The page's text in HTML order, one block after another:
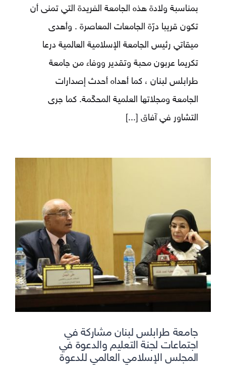
بمناسبة ولادة هذه الجامعة الفريدة التي تمنى أن
تكون قريبا درّة الجامعات المعاصرة . وأهدى
ميقاتي رئيس الجامعة الإسلامية العالمية درعا
تكريما عربون محبة وتقدير ووفاء من جامعة
طرابلس لبنان ، كما أهداه أحدث إصدارات
الجامعة ومجلاتها العلمية المحكّمة. كما جرى
التشاور في آفاق [...]
جامعة طرابلس لبنان مشاركة في
اجتماعات لجنة التعليم والدعوة في
المجلس الإسلامي العالمي للدعوة